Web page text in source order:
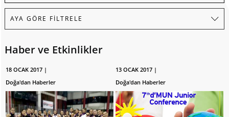
Haber ve Etkinlikler
18 OCAK 2017 |
Doğa'dan Haberler
13 OCAK 2017 |
Doğa'dan Haberler